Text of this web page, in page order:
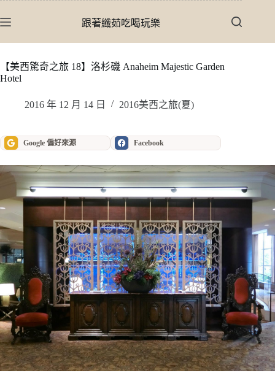
至
內
容
跟著纖茹吃喝玩樂
【美西驚奇之旅 18】洛杉磯 Anaheim Majestic Garden
Hotel
2016 年 12 月 14 日 2016美西之旅(夏)
Google 偏好來源 Facebook